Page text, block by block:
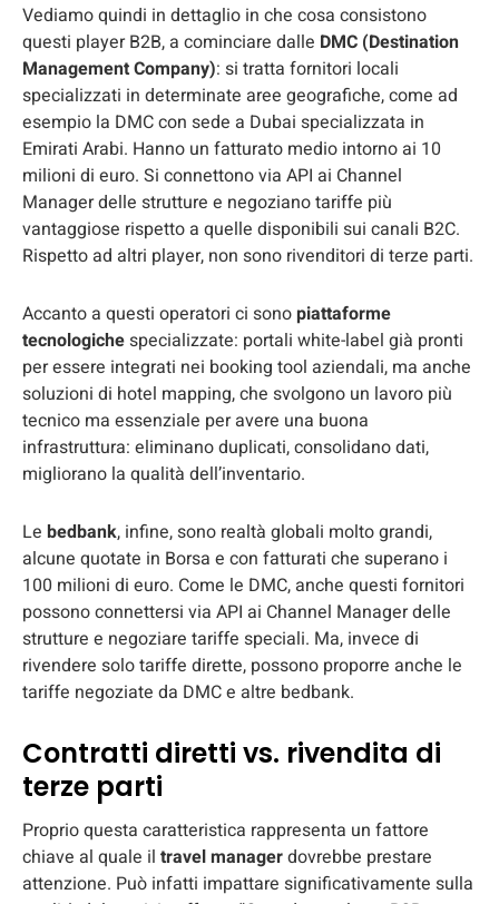
Vediamo quindi in dettaglio in che cosa consistono
questi player B2B, a cominciare dalle DMC (Destination
Management Company): si tratta fornitori locali
specializzati in determinate aree geografiche, come ad
esempio la DMC con sede a Dubai specializzata in
Emirati Arabi. Hanno un fatturato medio intorno ai 10
milioni di euro. Si connettono via API ai Channel
Manager delle strutture e negoziano tariffe più
vantaggiose rispetto a quelle disponibili sui canali B2C.
Rispetto ad altri player, non sono rivenditori di terze parti.
Accanto a questi operatori ci sonopiattaforme
tecnologichespecializzate: portali white-label già pronti
per essere integrati nei booking tool aziendali, ma anche
soluzioni di hotel mapping, che svolgono un lavoro più
tecnico ma essenziale per avere una buona
infrastruttura: eliminano duplicati, consolidano dati,
migliorano la qualità dell’inventario.
Le bedbank, infine, sono realtà globali molto grandi,
alcune quotate in Borsa e con fatturati che superano i
100 milioni di euro. Come le DMC, anche questi fornitori
possono connettersi via API ai Channel Manager delle
strutture e negoziare tariffe speciali. Ma, invece di
rivendere solo tariffe dirette, possono proporre anche le
tariffe negoziate da DMC e altre bedbank.
Contratti diretti vs. rivendita di
terze parti
Proprio questa caratteristica rappresenta un fattore
chiave al quale il travel managerdovrebbe prestare
attenzione. Può infatti impattare significativamente sulla